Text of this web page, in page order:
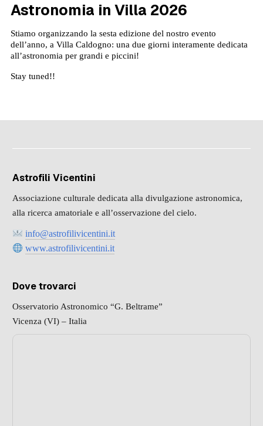
Astronomia in Villa 2026
Stiamo organizzando la sesta edizione del nostro evento
dell’anno, a Villa Caldogno: una due giorni interamente dedicata
all’astronomia per grandi e piccini!
Stay tuned!!
Astrofili Vicentini
Associazione culturale dedicata alla divulgazione astronomica,
alla ricerca amatoriale e all’osservazione del cielo.
info@astrofilivicentini.it
www.astrofilivicentini.it
Dove trovarci
Osservatorio Astronomico “G. Beltrame”
Vicenza (VI) – Italia